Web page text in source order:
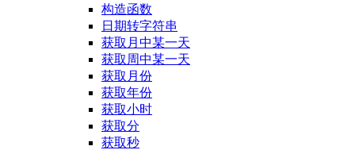
构造函数
日期转字符串
获取月中某一天
获取周中某一天
获取月份
获取年份
获取小时
获取分
获取秒